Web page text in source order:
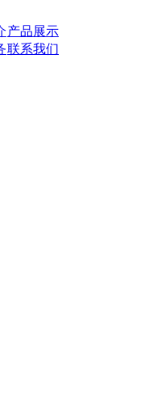
产品展示
联系我们